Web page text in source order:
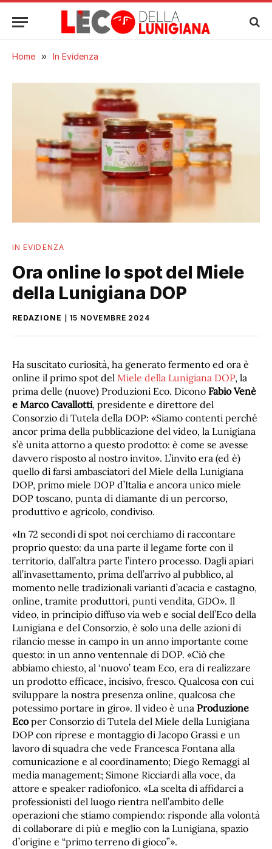
Home » In Evidenza
IN EVIDENZA
Ora online lo spot del Miele
della Lunigiana DOP
REDAZIONE 15 NOVEMBRE 2024
Ha suscitato curiosità, ha generato fermento ed ora è
online il primo spot del Miele della Lunigiana DOP, la
prima delle (nuove) Produzioni Eco. Dicono Fabio Venè
e Marco Cavallotti, presidente e direttore del
Consorzio di Tutela della DOP: «Siamo contenti perché
ancor prima della pubblicazione del video, la Lunigiana
s’è unita attorno a questo prodotto: è come se avesse
davvero risposto al nostro invito». L’invito era (ed è)
quello di farsi ambasciatori del Miele della Lunigiana
DOP, primo miele DOP d’Italia e ancora unico miele
DOP toscano, punta di diamante di un percorso,
produttivo e agricolo, condiviso.
«In 72 secondi di spot noi cerchiamo di raccontare
proprio questo: da una parte il legame forte con il
territorio, dall’altra parte l’intero processo. Dagli apiari
all’invasettamento, prima dell’arrivo al pubblico, al
momento nelle tradizionali varianti d’acacia e castagno,
online, tramite produttori, punti vendita, GDO». Il
video, in principio diffuso via web e social dell’Eco della
Lunigiana e del Consorzio, è solo una delle azioni di
rilancio messe in campo in un anno importante come
questo: in un anno ventennale di DOP. «Ciò che
abbiamo chiesto, al ‘nuovo’ team Eco, era di realizzare
un prodotto efficace, incisivo, fresco. Qualcosa con cui
sviluppare la nostra presenza online, qualcosa che
potessimo portare in giro». Il video è una Produzione
Ecoper Consorzio di Tutela del Miele della Lunigiana
DOP con riprese e montaggio di Jacopo Grassi e un
lavoro di squadra che vede Francesca Fontana alla
comunicazione e al coordinamento; Diego Remaggi al
media management; Simone Ricciardi alla voce, da
attore e speaker radiofonico. «La scelta di affidarci a
professionisti del luogo rientra nell’ambito delle
operazioni che stiamo compiendo: risponde alla volontà
di collaborare di più e meglio con la Lunigiana, spazio
d’origine e “primo terreno di gioco”».